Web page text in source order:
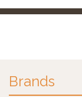
Brands